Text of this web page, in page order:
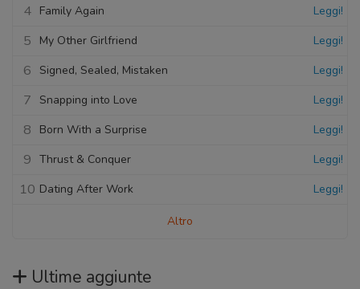
4 Family Again Leggi!
5 My Other Girlfriend Leggi!
6 Signed, Sealed, Mistaken Leggi!
7 Snapping into Love Leggi!
8 Born With a Surprise Leggi!
9 Thrust & Conquer Leggi!
10 Dating After Work Leggi!
Altro
Ultime aggiunte